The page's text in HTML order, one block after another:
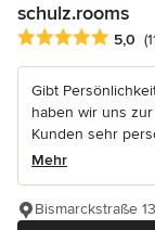
schulz.rooms
Durchschnittliche
5,0
Gibt
haben wir uns
Kunden sehr
Mehr
Bismarckstraße